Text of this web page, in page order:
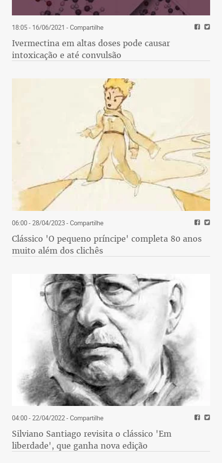
18:05 - 16/06/2021 - Compartilhe
Ivermectina em altas doses pode causar
intoxicação e até convulsão
06:00 - 28/04/2023- Compartilhe
Clássico 'O pequeno príncipe' completa 80 anos
muito além dos clichês
04:00 - 22/04/2022- Compartilhe
Silviano Santiago revisita o clássico 'Em
liberdade', que ganha nova edição